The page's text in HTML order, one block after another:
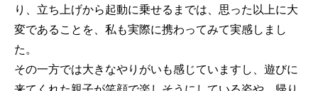
り、立ち上げから起動に乗せるまでは、思った以上に大
変であることを、私も実際に携わってみて実感しまし
た。
その一方では大きなやりがいも感じていますし、遊びに